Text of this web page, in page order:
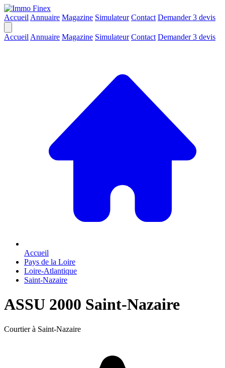
Accueil Annuaire Magazine Simulateur Contact Demander 3 devis
Accueil Annuaire Magazine Simulateur Contact Demander 3 devis
Accueil
Pays de la Loire
Loire-Atlantique
Saint-Nazaire
ASSU 2000 Saint-Nazaire
Courtier à Saint-Nazaire